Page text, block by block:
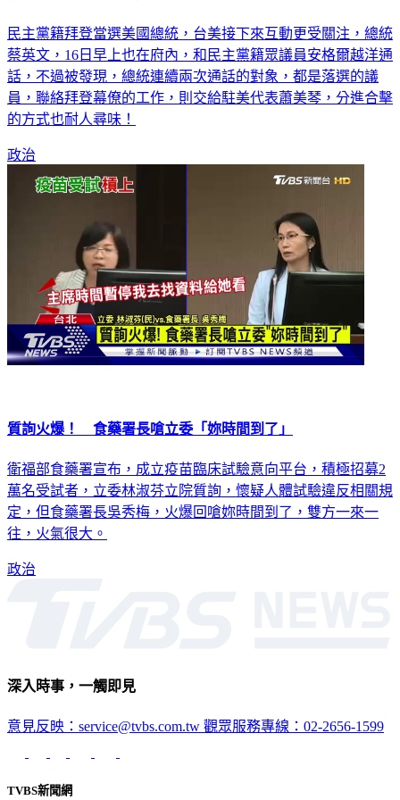
民主黨籍拜登當選美國總統，台美接下來互動更受關注，總統
蔡英文，16日早上也在府內，和民主黨籍眾議員安格爾越洋通
話，不過被發現，總統連續兩次通話的對象，都是落選的議
員，聯絡拜登幕僚的工作，則交給駐美代表蕭美琴，分進合擊
的方式也耐人尋味！
政治
質詢火爆！ 食藥署長嗆立委「妳時間到了」
衛福部食藥署宣布，成立疫苗臨床試驗意向平台，積極招募2
萬名受試者，立委林淑芬立院質詢，懷疑人體試驗違反相關規
定，但食藥署長吳秀梅，火爆回嗆妳時間到了，雙方一來一
往，火氣很大。
政治
深入時事，一觸即見
意見反映：service@tvbs.com.tw 觀眾服務專線：02-2656-1599
TVBS新聞網